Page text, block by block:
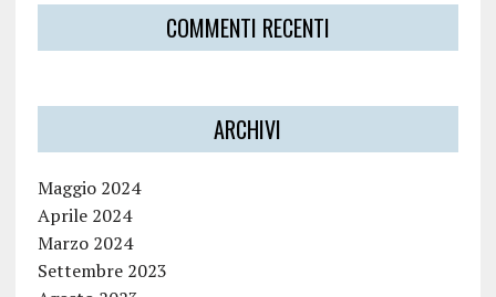
COMMENTI RECENTI
ARCHIVI
Maggio 2024
Aprile 2024
Marzo 2024
Settembre 2023